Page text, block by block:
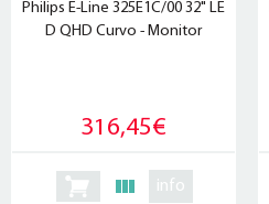
Philips E-Line 325E1C/00 32" LE
D QHD Curvo - Monitor
316,45€
info